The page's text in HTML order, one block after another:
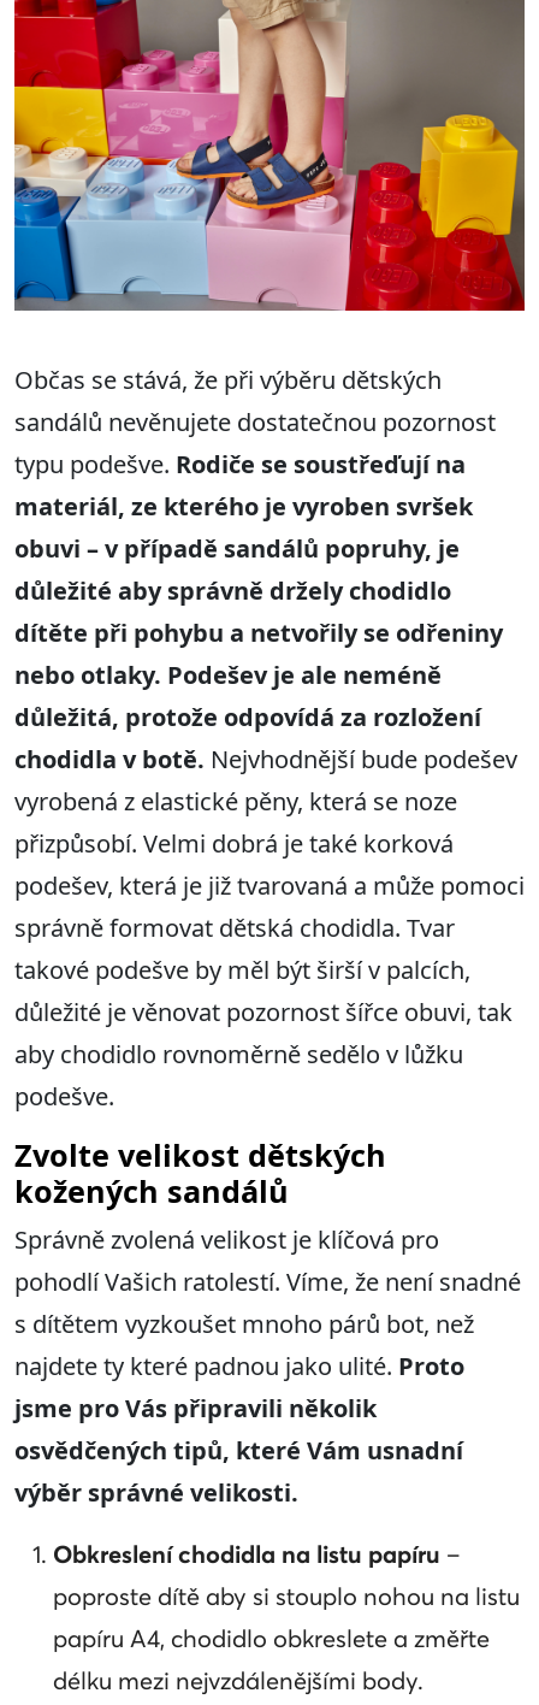
Občas se stává, že při výběru dětských
sandálů nevěnujete dostatečnou pozornost
typu podešve. Rodiče se soustřeďují na
materiál, ze kterého je vyroben svršek
obuvi – v případě sandálů popruhy, je
důležité aby správně držely chodidlo
dítěte při pohybu a netvořily se odřeniny
nebo otlaky. Podešev je ale neméně
důležitá, protože odpovídá za rozložení
chodidla v botě. Nejvhodnější bude podešev
vyrobená z elastické pěny, která se noze
přizpůsobí. Velmi dobrá je také korková
podešev, která je již tvarovaná a může pomoci
správně formovat dětská chodidla. Tvar
takové podešve by měl být širší v palcích,
důležité je věnovat pozornost šířce obuvi, tak
aby chodidlo rovnoměrně sedělo v lůžku
podešve.
Zvolte velikost dětských
kožených sandálů
Správně zvolená velikost je klíčová pro
pohodlí Vašich ratolestí. Víme, že není snadné
s dítětem vyzkoušet mnoho párů bot, než
najdete ty které padnou jako ulité. Proto
jsme pro Vás připravili několik
osvědčených tipů, které Vám usnadní
výběr správné velikosti.
Obkreslení chodidla na listu papíru –
poproste dítě aby si stouplo nohou na listu
papíru A4, chodidlo obkreslete a změřte
délku mezi nejvzdálenějšími body.